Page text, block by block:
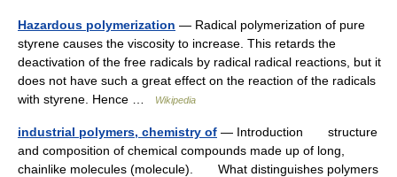
Hazardous polymerization — Radical polymerization of pure
styrene causes the viscosity to increase. This retards the
deactivation of the free radicals by radical radical reactions, but it
does not have such a great effect on the reaction of the radicals
with styrene. Hence …
Wikipedia
industrial polymers, chemistry of — Introduction structure
and composition of chemical compounds made up of long,
chainlike molecules (molecule). What distinguishes polymers